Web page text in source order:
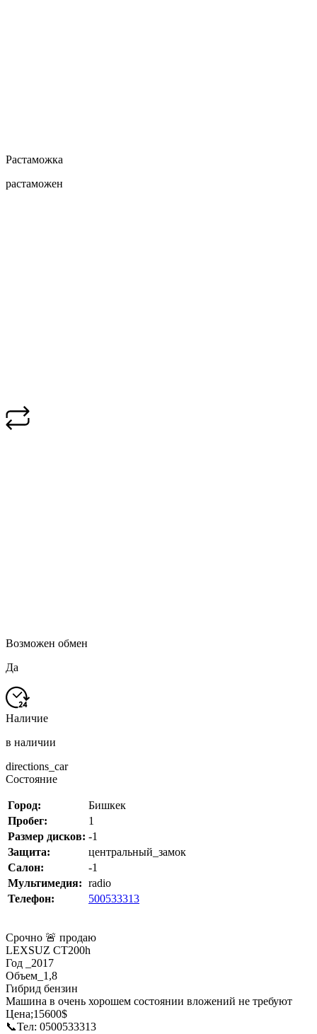
Растаможка
растаможен
Возможен обмен
Да
Наличие
в наличии
directions_car
Состояние
Город:
Бишкек
Пробег:
1
Размер дисков: -1
Защита:
центральный_замок
Салон:
-1
Мультимедия: radio
Телефон:
500533313
Срочно 🚨 продаю
LEXSUZ CT200h
Год _2017
Объем_1,8
Гибрид бензин
Машина в очень хорошем состоянии вложений не требуют
Цена;15600$
📞Тел: 0500533313